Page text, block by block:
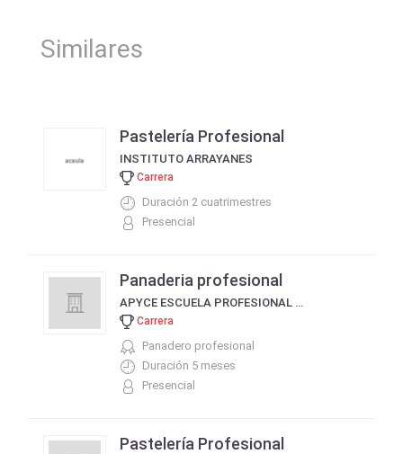
Similares
Pastelería Profesional
INSTITUTO ARRAYANES
Carrera
Duración 2 cuatrimestres
Presencial
Panaderia profesional
APYCE ESCUELA PROFESIONAL DE MAESTROS PIZZEROS EMPANADEROS Y COCINEROS
Carrera
Panadero profesional
Duración 5 meses
Presencial
Pastelería Profesional